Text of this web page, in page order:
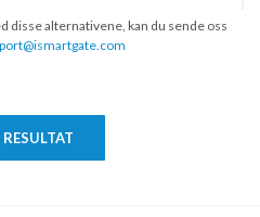
disse alternativene, kan du sende oss
RESULTAT